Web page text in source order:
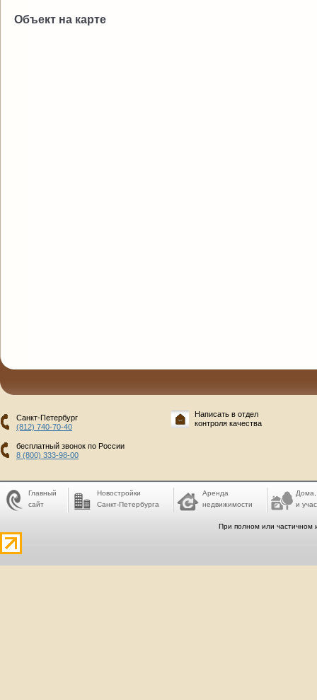
Объект на карте
Санкт-Петербург
(812) 740-70-40
бесплатный звонок по России
8 (800) 333-98-00
Написать в отдел
контроля качества
Главный
сайт
Новостройки
Санкт-Петербурга
Аренда
недвижимости
Дома,
и
При полном или частичном